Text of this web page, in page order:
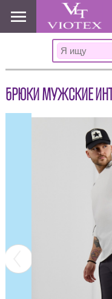
БРЮКИ МУЖСКИЕ